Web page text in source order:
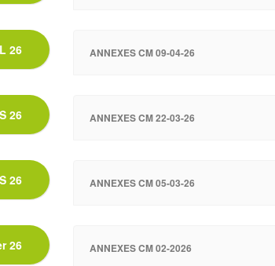
26 ANNEXES CM 09-04-26
26 ANNEXES CM 22-03-26
26 ANNEXES CM 05-03-26
26 ANNEXES CM 02-2026